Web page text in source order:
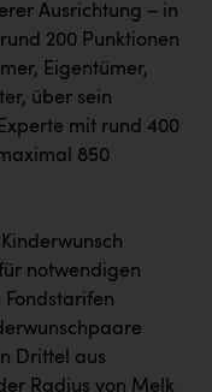
Ausrichtung – in
200 Punktionen
Eigentümer,
über sein
mit rund 400
850
notwendigen
Fondstarifen
Drittel aus
Radius von Melk